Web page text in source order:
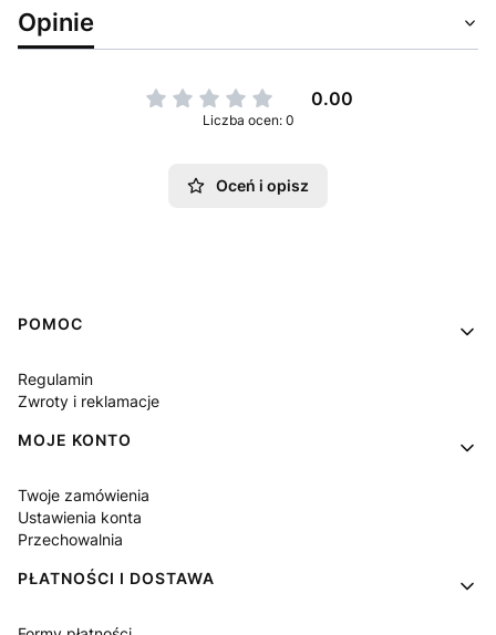
Opinie
0.00
Liczba ocen: 0
Oceń i opisz
Linki w stopce
POMOC
Regulamin
Zwroty i reklamacje
MOJE KONTO
Twoje zamówienia
Ustawienia konta
Przechowalnia
PŁATNOŚCI I DOSTAWA